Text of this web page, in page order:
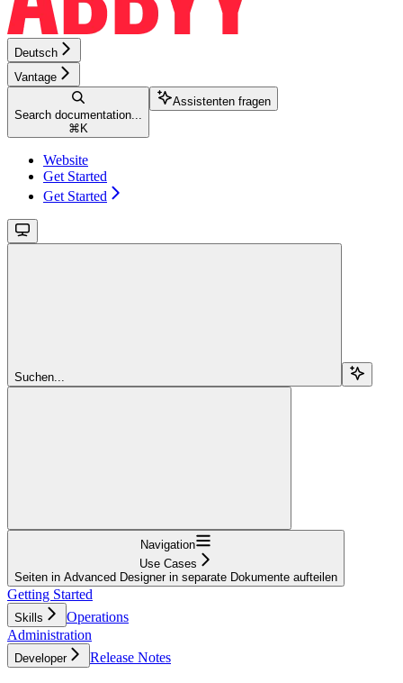
Deutsch
Vantage
Search documentation...
⌘ K
Assistenten fragen
Website
Get Started
Get Started
Suchen...
Navigation
Use Cases
Seiten in Advanced Designer in separate Dokumente aufteilen
Getting Started
Skills
Operations
Administration
Developer Release Notes